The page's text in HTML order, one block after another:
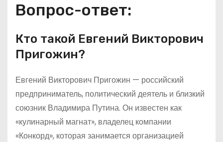
Вопрос-ответ:
Кто такой Евгений Викторович
Пригожин?
Евгений Викторович Пригожин — российский
предприниматель, политический деятель и близкий
союзник Владимира Путина. Он известен как
«кулинарный магнат», владелец компании
«Конкорд», которая занимается организацией